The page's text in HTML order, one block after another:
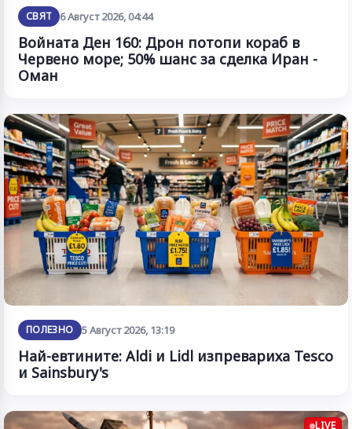
СВЯТ 6 Август 2026, 04:44
Войната Ден 160: Дрон потопи кораб в
Червено море; 50% шанс за сделка Иран -
Оман
ПОЛЕЗНО 5 Август 2026, 13:19
Най-евтините: Aldi и Lidl изпревариха Tesco
и Sainsbury's
LIVE